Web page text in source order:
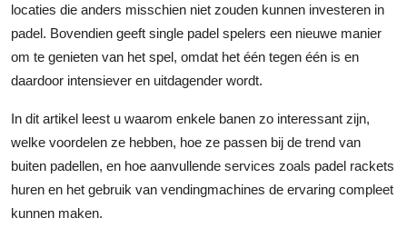
Advertise with US
Business
Tech
Real Estate
locaties die anders misschien niet zouden kunnen investeren in
padel. Bovendien geeft single padel spelers een nieuwe manier
om te genieten van het spel, omdat het één tegen één is en
daardoor intensiever en uitdagender wordt.
In dit artikel leest u waarom enkele banen zo interessant zijn,
welke voordelen ze hebben, hoe ze passen bij de trend van
buiten padellen, en hoe aanvullende services zoals padel rackets
huren en het gebruik van vendingmachines de ervaring compleet
kunnen maken.